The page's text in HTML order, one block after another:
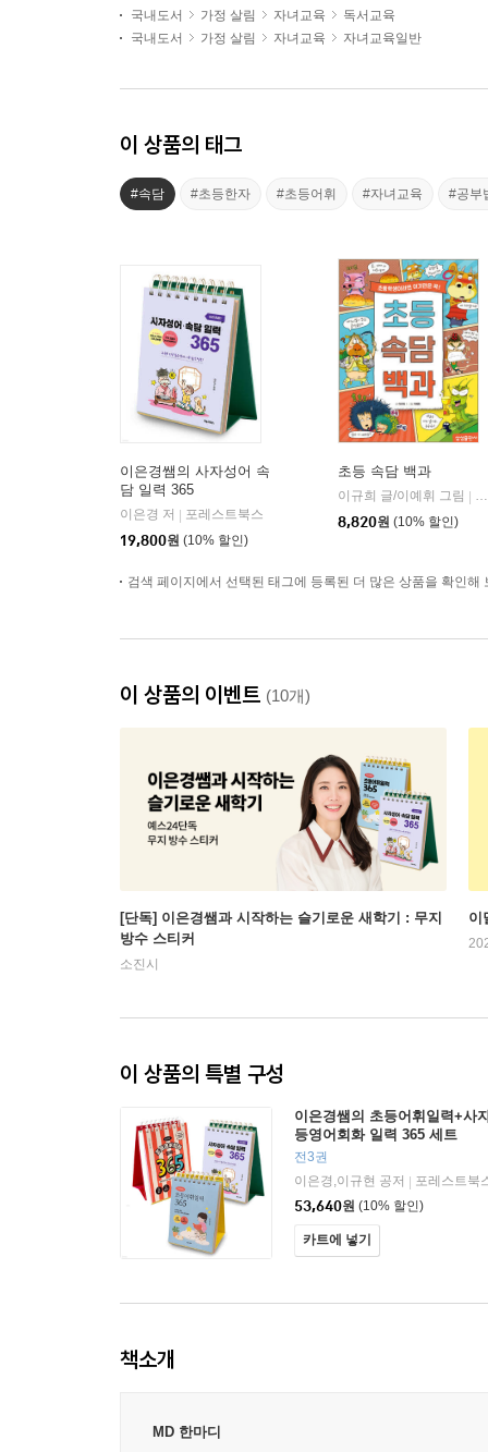
국내도서 가정 살림 자녀교육
독서교육
국내도서
가정 살림 자녀교육 자녀교육일반
이 상품의 태그
#속담 #초등한자 #초등어휘 #자녀교육 #공부
이은경쌤의 사자성어 속
담 일력 365
이은경 저
포레스트북스
19,800원 (10% 할인)
초등 속담 백과
이규희 글/이예휘 그림
8,820원 (10% 할인)
검색 페이지에서 선택된 태그에 등록된 더 많은 상품을 확인해
이 상품의 이벤트 (10개)
[단독] 이은경쌤과 시작하는 슬기로운 새학기 : 무지
방수 스티커
소진시
이
이 상품의 특별 구성
이은경쌤의 초등어휘일력+사
등영어회화 일력 365 세트
전3권
이은경,이규현 공저
포레스트북
53,640원 (10% 할인)
카트에 넣기
책소개
MD 한마디